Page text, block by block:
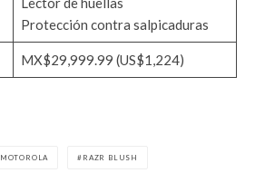
Protección contra salpicaduras
MX$29,999.99 (US$1,224)
MOTOROLA RAZR BLUSH